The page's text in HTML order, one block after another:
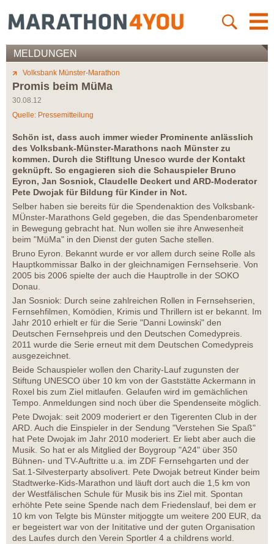
MELDUNGEN
Volksbank Münster-Marathon
Promis beim MüMa
30.08.12
Quelle: Pressemitteilung
Schön ist, dass auch immer wieder Prominente anlässlich
des Volksbank-Münster-Marathons nach Münster zu
kommen. Durch die Stifltung Unesco wurde der Kontakt
geknüpft. So engagieren sich die Schauspieler Bruno
Eyron, Jan Sosniok, Claudelle Deckert und ARD-Moderator
Pete Dwojak für Bildung für Kinder in Not.
Selber haben sie bereits für die Spendenaktion des Volksbank-
MÜnster-Marathons Geld gegeben, die das Spendenbarometer
in Bewegung gebracht hat. Nun wollen sie ihre Anwesenheit
beim "MüMa" in den Dienst der guten Sache stellen.
Bruno Eyron. Bekannt wurde er vor allem durch seine Rolle als
Hauptkommissar Balko in der gleichnamigen Fernsehserie. Von
2005 bis 2006 spielte der auch die Hauptrolle in der SOKO
Donau.
Jan Sosniok: Durch seine zahlreichen Rollen in Fernsehserien,
Fernsehfilmen, Komödien, Krimis und Thrillern ist er bekannt. Im
Jahr 2010 erhielt er für die Serie "Danni Lowinski" den
Deutschen Fernsehpreis und den Deutschen Comedypreis.
2011 wurde die Serie erneut mit dem Deutschen Comedypreis
ausgezeichnet.
Beide Schauspieler wollen den Charity-Lauf zugunsten der
Stiftung UNESCO über 10 km von der Gaststätte Ackermann in
Roxel bis zum Ziel mitlaufen. Gelaufen wird im gemächlichen
Tempo. Anmeldungen sind noch über die Spendenseite möglich.
Pete Dwojak: seit 2009 moderiert er den Tigerenten Club in der
ARD. Auch die Einspieler in der Sendung "Verstehen Sie Spaß"
hat Pete Dwojak im Jahr 2010 moderiert. Er liebt aber auch die
Musik. So hat er als Mitglied der Boygroup "A24" über 350
Bühnen- und TV-Auftritte u.a. im ZDF Fernsehgarten und der
Sat.1-Silvesterparty absolivert. Pete Dwojak betreut Kinder beim
Stadtwerke-Kids-Marathon und läuft dort auch die 1,5 km von
der Westfälischen Schule für Musik bis ins Ziel mit. Spontan
erhöhte Pete seine Spende nach dem Friedenslauf, bei dem er
10 km von Telgte bis Münster mitjoggte um weitere 200 EUR, da
er begeistert war von der Inititative und der guten Organisation
des Laufes durch den Verein Sportler 4 a childrens world.